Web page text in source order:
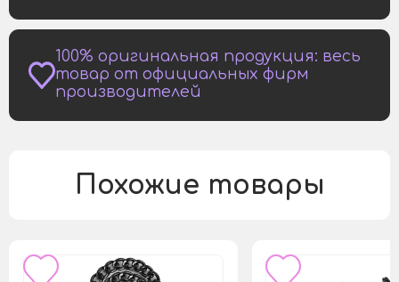
100% оригинальная продукция: весь
товар от официальных фирм
производителей
Похожие товары